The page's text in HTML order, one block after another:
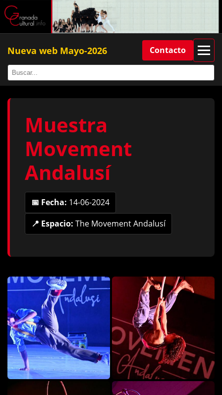
Nueva web Mayo-2026 Contacto
Muestra
Movement
Andalusí
📅 Fecha: 14-06-2024
📍 Espacio: The Movement Andalusí